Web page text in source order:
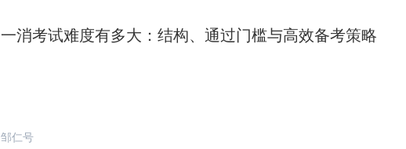
一消考试难度有多大：结构、通过门槛与高效备考策略
邹仁号